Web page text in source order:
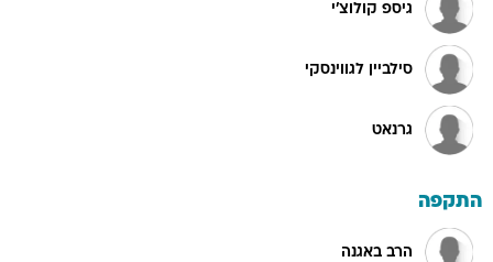
גיספ קולוצ'י
סילביין לגווינסקי
גרנאט
התקפה
הרב באגנה